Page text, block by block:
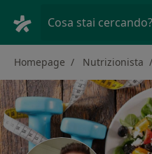
Cosa stai cercando?
Homepage Nutrizionista